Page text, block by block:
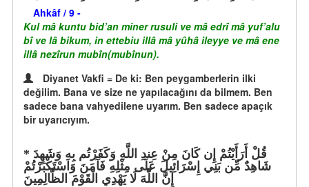
Ahkâf / 9 -
Kul mâ kuntu bid’an miner rusuli ve mâ edrî mâ yuf’alu
bî ve lâ bikum, in ettebiu illâ mâ yûhâ ileyye ve mâ ene
illâ nezîrun mubîn(mubînun).
Diyanet Vakfi = De ki: Ben peygamberlerin ilki
değilim. Bana ve size ne yapılacağını da bilmem. Ben
sadece bana vahyedilene uyarım. Ben sadece apaçık
bir uyarıcıyım.
شَاهِدٌ مِّن بَنِي إِسْرَائِيلَ عَلَى مِثْلِهِ فَآمَنَ وَاسْتَكْبَرْتُمْ
إِنَّ اللَّهَ لَا يَهْدِي الْقَوْمَ الظَّالِمِينَ